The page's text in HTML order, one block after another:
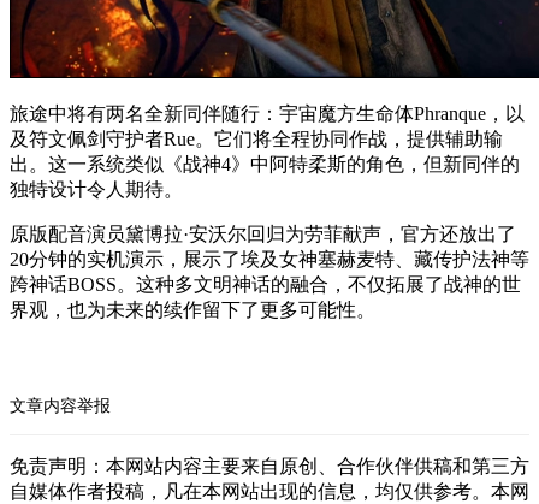
旅途中将有两名全新同伴随行：宇宙魔方生命体Phranque，以
及符文佩剑守护者Rue。它们将全程协同作战，提供辅助输
出。这一系统类似《战神4》中阿特柔斯的角色，但新同伴的
独特设计令人期待。
原版配音演员黛博拉·安沃尔回归为劳菲献声，官方还放出了
20分钟的实机演示，展示了埃及女神塞赫麦特、藏传护法神等
跨神话BOSS。这种多文明神话的融合，不仅拓展了战神的世
界观，也为未来的续作留下了更多可能性。
文章内容举报
免责声明：本网站内容主要来自原创、合作伙伴供稿和第三方
自媒体作者投稿，凡在本网站出现的信息，均仅供参考。本网